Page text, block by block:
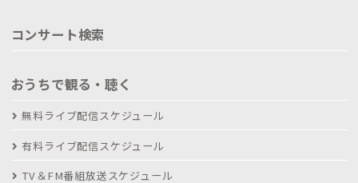
コンサート検索
おうちで観る・聴く
無料ライブ配信スケジュール
有料ライブ配信スケジュール
TV＆FM番組放送スケジュール